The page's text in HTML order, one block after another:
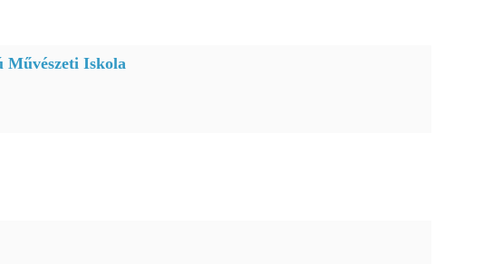
Művészeti Iskola